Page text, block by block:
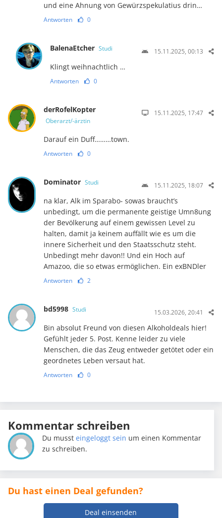
und eine Ahnung von Gewürzspekulatius drin…
Antworten 0
BalenaEtcher Studi 15.11.2025, 00:13
Klingt weihnachtlich …
Antworten 0
derRofelKopter
Oberarzt/-ärztin
15.11.2025, 17:47
Darauf ein Duff………town.
Antworten 0
Dominator Studi 15.11.2025, 18:07
na klar, Alk im Sparabo- sowas braucht’s
unbedingt, um die permanente geistige Umn8ung
der Bevölkerung auf einem gewissen Level zu
halten, damit ja keinem auffällt wie es um die
innere Sicherheit und den Staatsschutz steht.
Unbedingt mehr davon!! Und ein Hoch auf
Amazoo, die so etwas ermöglichen. Ein exBNDler
Antworten 2
bd5998 Studi 15.03.2026, 20:41
Bin absolut Freund von diesen Alkoholdeals hier!
Gefühlt jeder 5. Post. Kenne leider zu viele
Menschen, die das Zeug entweder getötet oder ein
geordnetes Leben versaut hat.
Antworten 0
Kommentar schreiben
Du mussteingeloggt sein um einen Kommentar
zu schreiben.
Du hast einen Deal gefunden?
Deal einsenden